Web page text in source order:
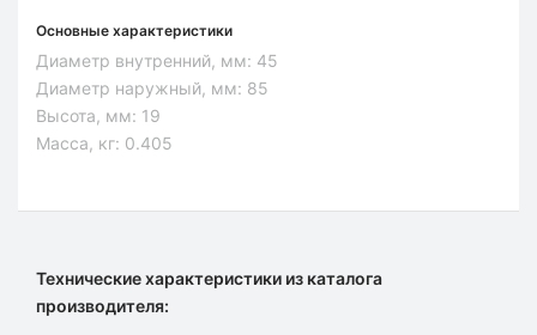
Основные характеристики
Диаметр внутренний, мм: 45
Диаметр наружный, мм: 85
Высота, мм: 19
Масса, кг: 0.405
Технические характеристики из каталога
производителя: